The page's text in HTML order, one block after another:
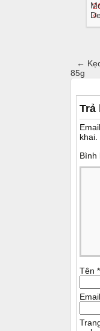
₫
←
85g
Trả
khai.
Bình
Tên *
Email